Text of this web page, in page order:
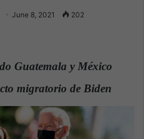
June 8, 2021 202
Guatemala y México
migratorio de Biden